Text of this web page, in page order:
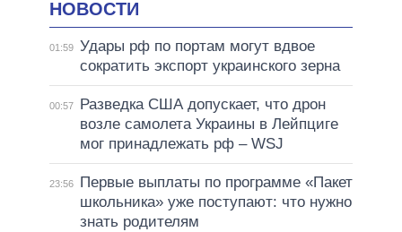
НОВОСТИ
01:59 Удары рф по портам могут вдвое
сократить экспорт украинского зерна
00:57
Разведка США допускает, что дрон
возле самолета Украины в Лейпциге
мог принадлежать рф – WSJ
23:56
Первые выплаты по программе «Пакет
школьника» уже поступают: что нужно
знать родителям